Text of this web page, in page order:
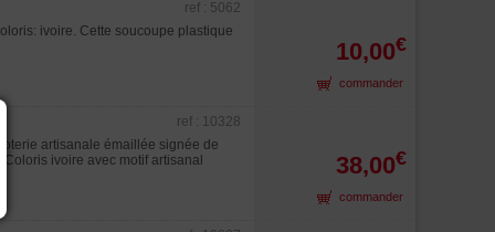
ref : 5062
ivoire. Cette soucoupe plastique
10,00€
commander
ref : 10328
artisanale émaillée signée de
ivoire avec motif artisanal
38,00€
commander